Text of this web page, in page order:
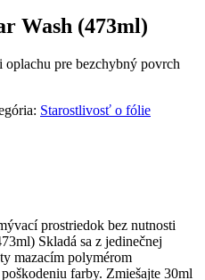
Wash (473ml)
pre bezchybný povrch
Starostlivosť o fólie
prostriedok bez nutnosti
Skladá sa z jedinečnej
mazacím polymérom
farby. Zmiešajte 30ml